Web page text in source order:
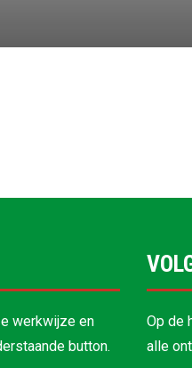
werkwijze en
button.
Op de
alle